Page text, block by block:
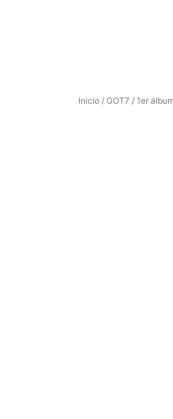
Inicio / GOT7 / 1er